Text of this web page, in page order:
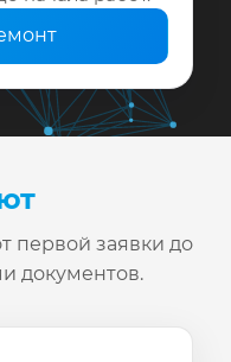
первой заявки до
документов.